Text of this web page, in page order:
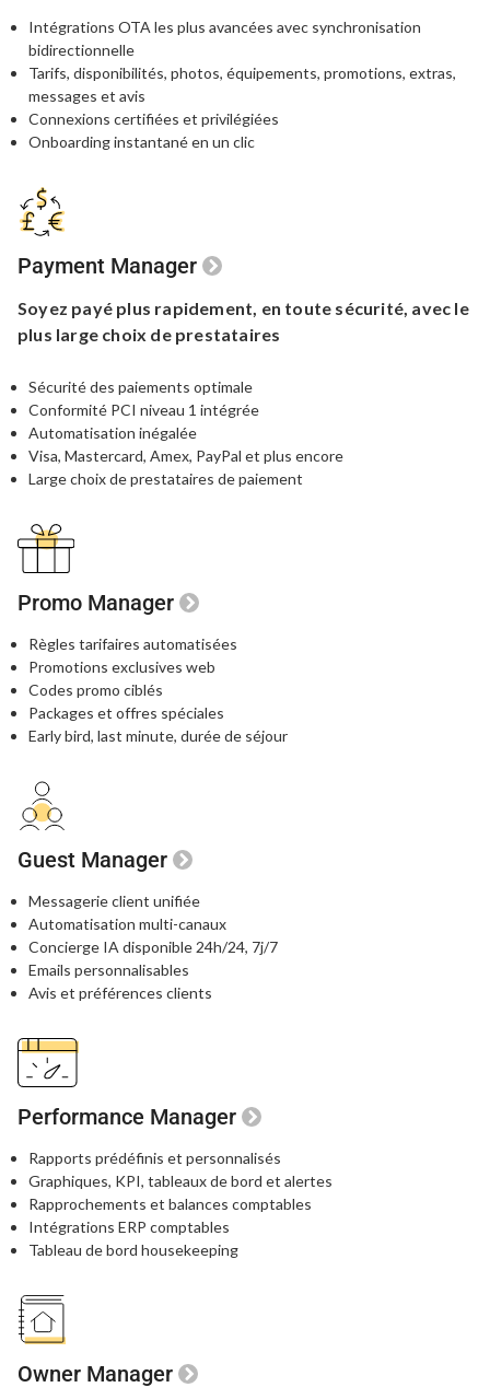
Intégrations OTA les plus avancées avec synchronisation
bidirectionnelle
Tarifs, disponibilités, photos, équipements, promotions, extras,
messages et avis
Connexions certifiées et privilégiées
Onboarding instantané en un clic
Payment Manager
Soyez payé plus rapidement, en toute sécurité, avec le
plus large choix de prestataires
Sécurité des paiements optimale
Conformité PCI niveau 1 intégrée
Automatisation inégalée
Visa, Mastercard, Amex, PayPal et plus encore
Large choix de prestataires de paiement
Promo Manager
Règles tarifaires automatisées
Promotions exclusives web
Codes promo ciblés
Packages et offres spéciales
Early bird, last minute, durée de séjour
Guest Manager
Messagerie client unifiée
Automatisation multi-canaux
Concierge IA disponible 24h/24, 7j/7
Emails personnalisables
Avis et préférences clients
Performance Manager
Rapports prédéfinis et personnalisés
Graphiques, KPI, tableaux de bord et alertes
Rapprochements et balances comptables
Intégrations ERP comptables
Tableau de bord housekeeping
Owner Manager